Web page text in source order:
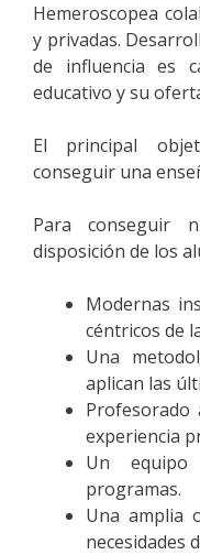
Hemeroscopea
y privadas.
de influencia es
educativo y su
El principal
conseguir una
Para conseguir
disposición de los
Modernas
céntricos de
Una
aplican las
Profesorado
experiencia
Un
programas.
Una amplia
necesidades